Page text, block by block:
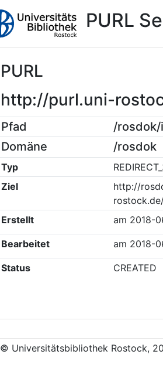
PURL
PURL
http://purl.uni-
Pfad
/
Domäne
/rosdok
Typ
Ziel
http://
Erstellt
am 2018-
Bearbeitet am 2018-
Status CREATED
© Universitätsbibliothek Rostock,